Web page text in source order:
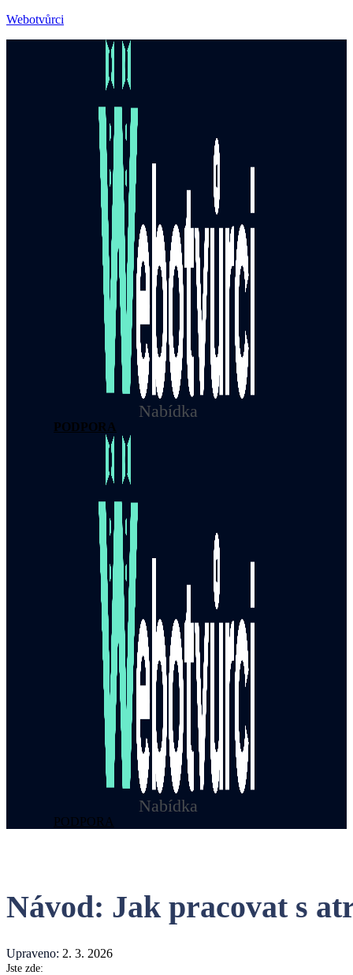
Webotvůrci
Nabídka
PODPORA
Nabídka
PODPORA
Návod: Jak pracovat s
Upraveno: 2. 3. 2026
Jste zde: